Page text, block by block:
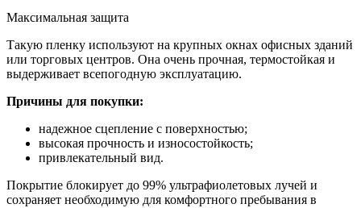
Максимальная защита
Такую пленку используют на крупных окнах офисных зданий
или торговых центров. Она очень прочная, термостойкая и
выдерживает всепогодную эксплуатацию.
Причины для покупки:
надежное сцепление с поверхностью;
высокая прочность и износостойкость;
привлекательный вид.
Покрытие блокирует до 99% ультрафиолетовых лучей и
сохраняет необходимую для комфортного пребывания в